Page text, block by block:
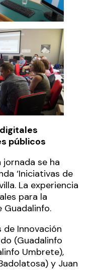
públicos
jornada se ha
‘Iniciativas de
La experiencia
para la
Guadalinfo.
de Innovación
(Guadalinfo
Umbrete),
y Juan